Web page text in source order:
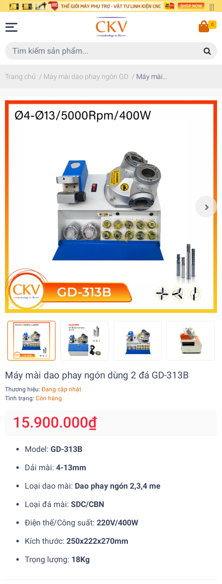
0
Trang chủ / Máy mài dao phay ngón GD / Máy mài...
Máy mài dao phay ngón dùng 2 đá GD-313B
Thương hiệu: Đang cập nhật
Tình trạng: Còn hàng
15.900.000₫
Model: GD-313B
Dải mài: 4-13mm
Loại dao mài: Dao phay ngón 2,3,4 me
Loại đá mài: SDC/CBN
Điện thế/Công suất: 220V/400W
Kích thước: 250x222x270mm
Trọng lượng: 18Kg